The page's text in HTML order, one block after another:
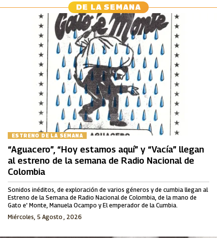
DE LA SEMANA
ESTRENO DE LA SEMANA
“Aguacero”, “Hoy estamos aquí” y “Vacía” llegan
al estreno de la semana de Radio Nacional de
Colombia
Sonidos inéditos, de exploración de varios géneros y de cumbia llegan al
Estreno de la Semana de Radio Nacional de Colombia, de la mano de
Gato e' Monte, Manuela Ocampo y El emperador de la Cumbia.
Miércoles, 5 Agosto , 2026